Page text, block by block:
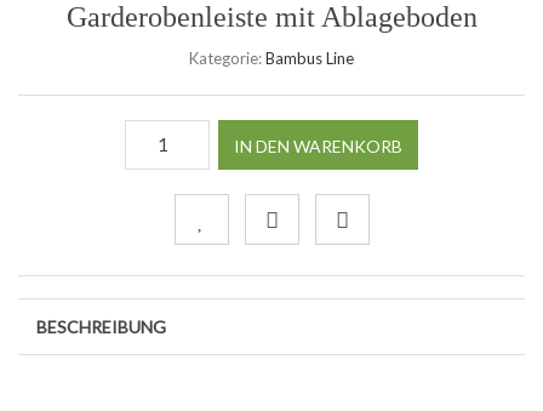
Garderobenleiste mit Ablageboden
Kategorie:Bambus Line
IN DEN WARENKORB
BESCHREIBUNG